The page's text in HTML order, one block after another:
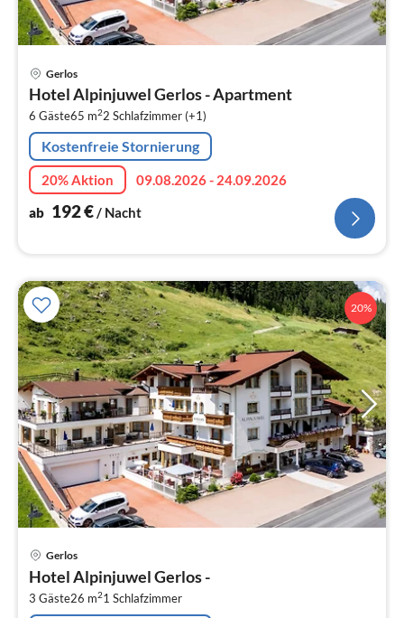
Gerlos
Hotel Alpinjuwel Gerlos - Apartment
6 Gäste65 m22 Schlafzimmer (+1)
Kostenfreie Stornierung
20% Aktion
09.08.2026 - 24.09.2026
ab 192€/ Nacht
20%
Gerlos
Hotel Alpinjuwel Gerlos -
3 Gäste26 m21 Schlafzimmer